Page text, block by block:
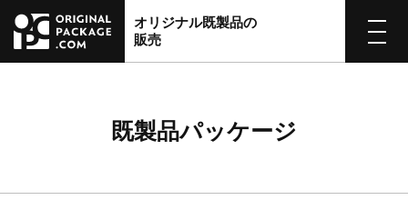
オリジナル既製品の
販売
既製品パッケージ